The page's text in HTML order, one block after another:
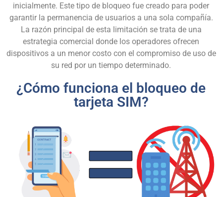
inicialmente. Este tipo de bloqueo fue creado para poder
garantir la permanencia de usuarios a una sola compañía.
La razón principal de esta limitación se trata de una
estrategia comercial donde los operadores ofrecen
dispositivos a un menor costo con el compromiso de uso de
su red por un tiempo determinado.
¿Cómo funciona el bloqueo de
tarjeta SIM?